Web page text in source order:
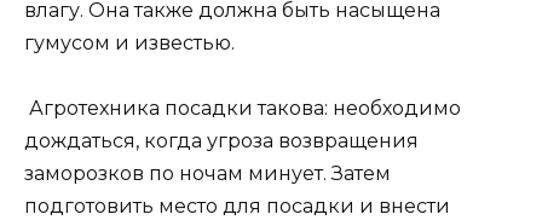
влагу. Она также должна быть насыщена
гумусом и известью.
Агротехника посадки такова: необходимо
дождаться, когда угроза возвращения
заморозков по ночам минует. Затем
подготовить место для посадки и внести